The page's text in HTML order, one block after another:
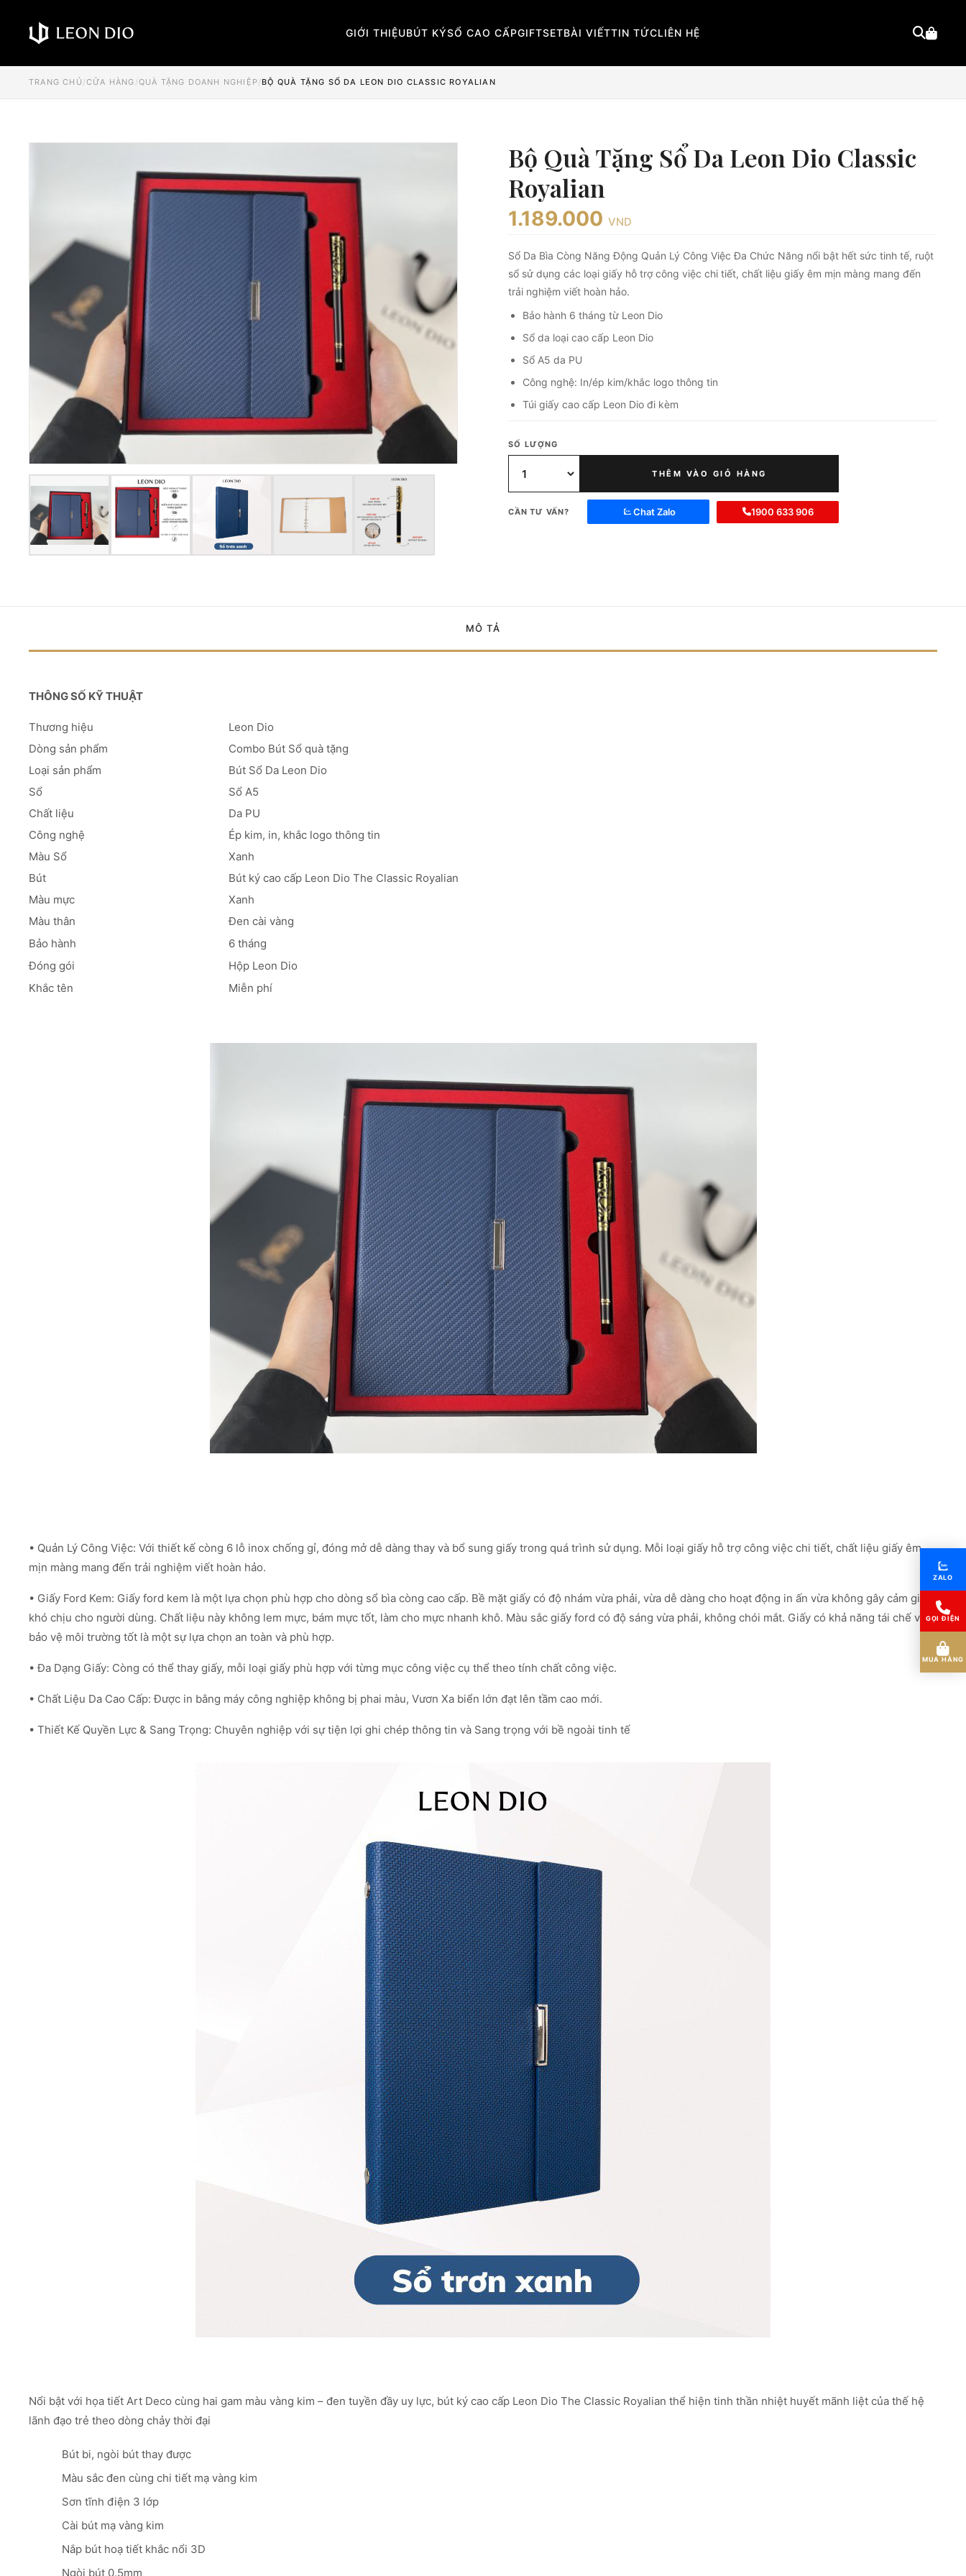
GIỚI THIỆUBÚT KÝSỔ CAO CẤPGIFTSETBÀI VIẾTTIN TỨCLIÊN HỆ
TRANG CHỦ /CỬA HÀNG /QUÀ TẶNG DOANH NGHIỆP/BỘ QUÀ TẶNG SỔ DA LEON DIO CLASSIC ROYALIAN
Bộ Quà Tặng Sổ Da Leon Dio Classic
Royalian
1.189.000 VND
Sổ Da Bìa Còng Năng Động Quản Lý Công Việc Đa Chức Năng nổi bật hết sức tinh tế, ruột
sổ sử dụng các loại giấy hỗ trợ công việc chi tiết, chất liệu giấy êm mịn màng mang đến
trải nghiệm viết hoàn hảo.
Bảo hành 6 tháng từ Leon Dio
Sổ da loại cao cấp Leon Dio
Sổ A5 da PU
Công nghệ: In/ép kim/khắc logo thông tin
Túi giấy cao cấp Leon Dio đi kèm
SỐ LƯỢNG
THÊM VÀO GIỎ HÀNG
CẦN TƯ VẤN? Chat Zalo 1900 633 906
MÔ TẢ
THÔNG SỐ KỸ THUẬT
Thương hiệu
Leon Dio
Dòng sản phẩm
Combo Bút Sổ quà tặng
Loại sản phẩm
Bút Sổ Da Leon Dio
Sổ
Sổ A5
Chất liệu
Da PU
Công nghệ
Ép kim, in, khắc logo thông tin
Màu Sổ
Xanh
Bút
Bút ký cao cấp Leon Dio The Classic Royalian
Màu mực
Xanh
Màu thân
Đen cài vàng
Bảo hành
6 tháng
Đóng gói
Hộp Leon Dio
Khắc tên
Miễn phí
• Quản Lý Công Việc: Với thiết kế còng 6 lỗ inox chống gỉ, đóng mở dễ dàng thay và bổ sung giấy trong quá trình sử dụng. Mỗi loại giấy hỗ trợ công việc chi tiết, chất liệu giấy êm
mịn màng mang đến trải nghiệm viết hoàn hảo.
• Giấy Ford Kem: Giấy ford kem là một lựa chọn phù hợp cho dòng sổ bìa còng cao cấp. Bề mặt giấy có độ nhám vừa phải, vừa dễ dàng cho hoạt động in ấn vừa không gây cảm giác
khó chịu cho người dùng. Chất liệu này không lem mực, bám mực tốt, làm cho mực nhanh khô. Màu sắc giấy ford có độ sáng vừa phải, không chói mắt. Giấy có khả năng tái chế và
bảo vệ môi trường tốt là một sự lựa chọn an toàn và phù hợp.
• Đa Dạng Giấy: Còng có thể thay giấy, mỗi loại giấy phù hợp với từng mục công việc cụ thể theo tính chất công việc.
• Chất Liệu Da Cao Cấp: Được in bằng máy công nghiệp không bị phai màu, Vươn Xa biển lớn đạt lên tầm cao mới.
• Thiết Kế Quyền Lực & Sang Trọng: Chuyên nghiệp với sự tiện lợi ghi chép thông tin và Sang trọng với bề ngoài tinh tế
Nổi bật với họa tiết Art Deco cùng hai gam màu vàng kim – đen tuyền đầy uy lực, bút ký cao cấp Leon Dio The Classic Royalian thể hiện tinh thần nhiệt huyết mãnh liệt của thế hệ
lãnh đạo trẻ theo dòng chảy thời đại
Bút bi, ngòi bút thay được
Màu sắc đen cùng chi tiết mạ vàng kim
Sơn tĩnh điện 3 lớp
Cài bút mạ vàng kim
Nắp bút hoạ tiết khắc nổi 3D
Ngòi bút 0.5mm
ZALO
GỌI ĐIỆN
MUA HÀNG